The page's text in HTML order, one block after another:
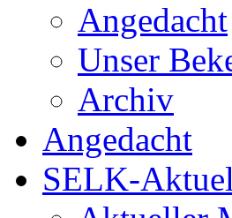
Angedacht
Unser
Archiv
Angedacht
SELK-